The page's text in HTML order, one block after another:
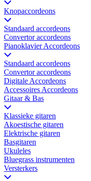
Knopaccordeons
Standaard accordeons
Convertor accordeons
Pianoklavier Accordeons
Standaard accordeons
Convertor accordeons
Digitale Accordeons
Accessoires Accordeons
Gitaar & Bas
Klassieke gitaren
Akoestische gitaren
Elektrische gitaren
Basgitaren
Ukuleles
Bluegrass instrumenten
Versterkers